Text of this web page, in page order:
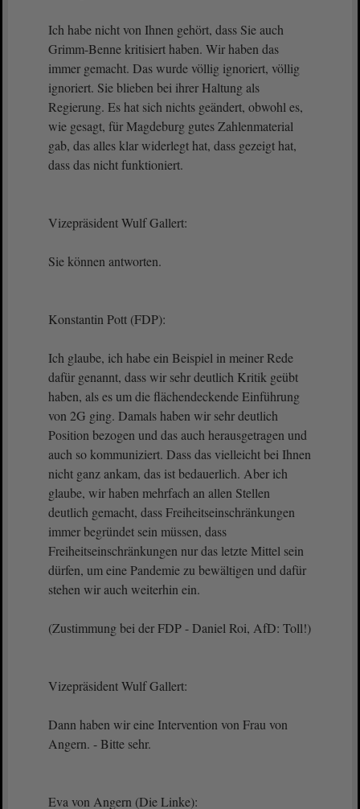
Ich habe nicht von Ihnen gehört, dass Sie auch
Grimm-Benne kritisiert haben. Wir haben das
immer gemacht. Das wurde völlig ignoriert, völlig
ignoriert. Sie blieben bei ihrer Haltung als
Regierung. Es hat sich nichts geändert, obwohl es,
wie gesagt, für Magdeburg gutes Zahlenmaterial
gab, das alles klar widerlegt hat, dass gezeigt hat,
dass das nicht funktioniert.
Vizepräsident Wulf Gallert:
Sie können antworten.
Konstantin Pott (FDP):
Ich glaube, ich habe ein Beispiel in meiner Rede
dafür genannt, dass wir sehr deutlich Kritik geübt
haben, als es um die flächendeckende Einführung
von 2G ging. Damals haben wir sehr deutlich
Position bezogen und das auch herausgetragen und
auch so kommuniziert. Dass das vielleicht bei Ihnen
nicht ganz ankam, das ist bedauerlich. Aber ich
glaube, wir haben mehrfach an allen Stellen
deutlich gemacht, dass Freiheitseinschränkungen
immer begründet sein müssen, dass
Freiheitseinschränkungen nur das letzte Mittel sein
dürfen, um eine Pandemie zu bewältigen und dafür
stehen wir auch weiterhin ein.
(Zustimmung bei der FDP - Daniel Roi, AfD: Toll!)
Vizepräsident Wulf Gallert:
Dann haben wir eine Intervention von Frau von
Angern. - Bitte sehr.
Eva von Angern (Die Linke):